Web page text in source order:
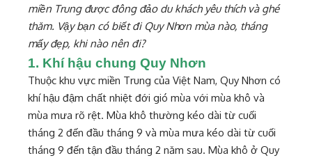
miền Trung được đông đảo du khách yêu thích và ghé
thăm. Vậy bạn có biết đi Quy Nhơn mùa nào, tháng
mấy đẹp, khi nào nên đi?
1. Khí hậu chung Quy Nhơn
Thuộc khu vực miền Trung của Việt Nam, Quy Nhơn có
khí hậu đậm chất nhiệt đới gió mùa với mùa khô và
mùa mưa rõ rệt. Mùa khô thường kéo dài từ cuối
tháng 2 đến đầu tháng 9 và mùa mưa kéo dài từ cuối
tháng 9 đến tận đầu tháng 2 năm sau. Mùa khô ở Quy